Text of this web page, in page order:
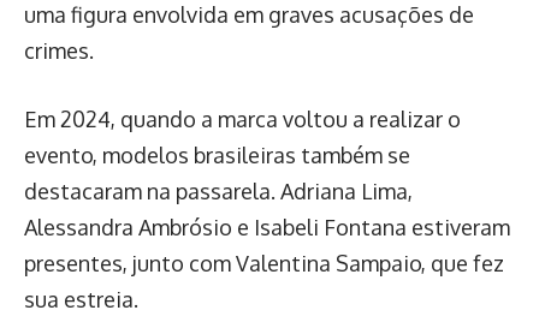
uma figura envolvida em graves acusações de
crimes.
Em 2024, quando a marca voltou a realizar o
evento, modelos brasileiras também se
destacaram na passarela. Adriana Lima,
Alessandra Ambrósio e Isabeli Fontana estiveram
presentes, junto com Valentina Sampaio, que fez
sua estreia.